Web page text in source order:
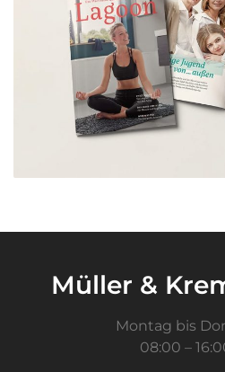
Müller &
Montag bis
08:00 –